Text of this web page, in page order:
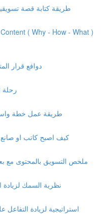
طريقة كتابة قصة تسويقية
( Why - How - What )
دوافع قرار
رحلة
طريقة عمل خطة
كيف اصبح كاتب او صانع
ملخص التسويق بالمحتوى مع بعض
نظرية السمك لزيادة
استراتيجية لزيادة